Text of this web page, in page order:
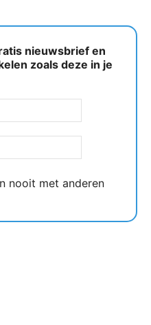
nieuwsbrief en
zoals deze in je
nooit met anderen